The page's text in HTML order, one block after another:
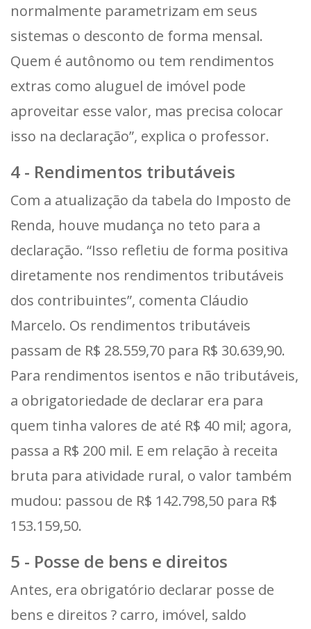
normalmente parametrizam em seus
sistemas o desconto de forma mensal.
Quem é autônomo ou tem rendimentos
extras como aluguel de imóvel pode
aproveitar esse valor, mas precisa colocar
isso na declaração”, explica o professor.
4 - Rendimentos tributáveis
Com a atualização da tabela do Imposto de
Renda, houve mudança no teto para a
declaração. “Isso refletiu de forma positiva
diretamente nos rendimentos tributáveis
dos contribuintes”, comenta Cláudio
Marcelo. Os rendimentos tributáveis
passam de R$ 28.559,70 para R$ 30.639,90.
Para rendimentos isentos e não tributáveis,
a obrigatoriedade de declarar era para
quem tinha valores de até R$ 40 mil; agora,
passa a R$ 200 mil. E em relação à receita
bruta para atividade rural, o valor também
mudou: passou de R$ 142.798,50 para R$
153.159,50.
5 - Posse de bens e direitos
Antes, era obrigatório declarar posse de
bens e direitos ? carro, imóvel, saldo